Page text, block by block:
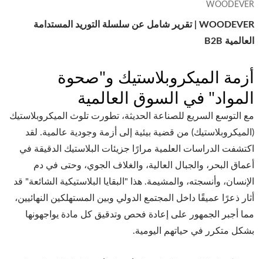
WOODEVER
WOODEVER | تقرير شامل عن سلسلة التوريد المستدامة
العالمية B2B
أزمة الميكروبلاستيك و"صحوة
المواد" في السوق العالمية
مع التوسع السريع للصناعة الحديثة، تطورت تلوث الميكروبلاستيك
(الميكروبلاستيك) من قضية بيئية إلى أزمة وجودية عالمية. لقد
اكتشفت الدراسات العلمية مرارًا جزيئات البلاستيك الدقيقة في
أعماق البحر، والجبال العالية، والغلاف الجوي، وحتى في دم
الإنسان، وأنسجته، والمشيمة. هذا "البقايا البلاستيكية الشائعة" قد
أثار ذعرًا عميقًا داخل المجتمع الدولي وبين المستهلكين النهائيين،
مما أجبر الجمهور على إعادة فحص وتدقيق كل مادة يواجهونها
بشكل متكرر في حياتهم اليومية.